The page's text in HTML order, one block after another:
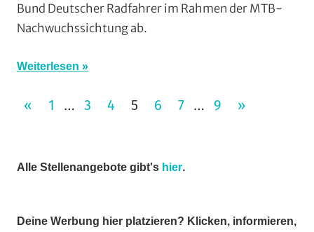
Grünberg,
Bund Deutscher Radfahrer im Rahmen der MTB-
Nachwuchssichtung ab.
Weiterlesen
Seitennummerierung
Beiträge
« VORHERIGE
1 … 3 4 5 6 7 … 9
NÄCHSTE
»
Alle Stellenangebote gibt's hier.
Deine Werbung hier platzieren? Klicken, informieren,